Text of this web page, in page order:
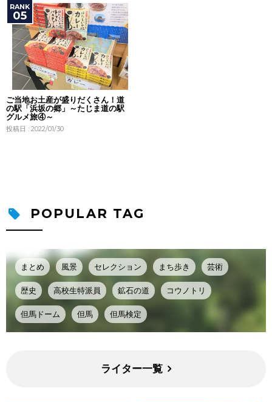
ご当地お土産が盛りだくさん！道
の駅「浜坂の郷」～たじま道の駅
グルメ旅④～
投稿日 : 2022/01/30
POPULAR TAG
まとめ 風景 セレクション まち歩き 芸術
歴史 高校生特派員 鉱石の道 コウノトリ
但馬ドーム 但馬 但馬検定
ライター一覧